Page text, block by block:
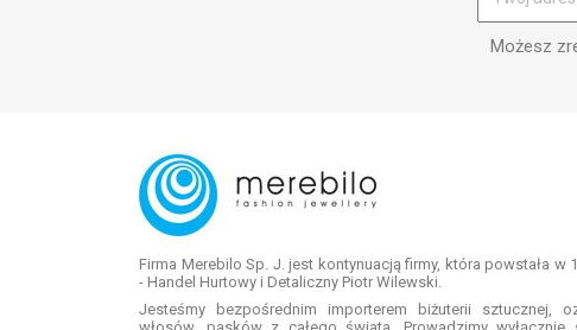
Możesz
Firma Merebilo Sp. J. jest kontynuacją firmy, która powstała w
- Handel Hurtowy i Detaliczny Piotr Wilewski.
Jesteśmy bezpośrednim importerem biżuterii sztucznej,